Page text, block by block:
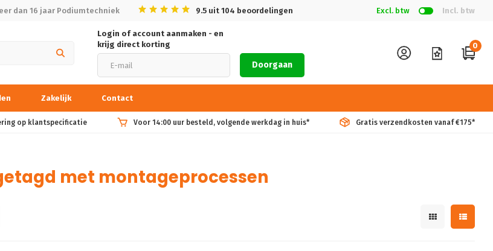
dan 16 jaar Podiumtechniek 9.5 uit 104 beoordelingen Excl. btw Incl. btw
Login of account aanmaken - en
krijg direct korting
Doorgaan
0
Zakelijk Contact
op klantspecificatie Voor 14:00 uur besteld, volgende werkdag in huis* Gratis verzendkosten vanaf €175*
met montageprocessen